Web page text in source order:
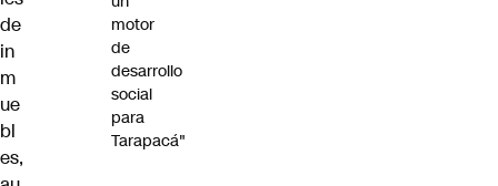
de
in
m
ue
bl
es,
motor
de
desarrollo
social
para
Tarapacá"